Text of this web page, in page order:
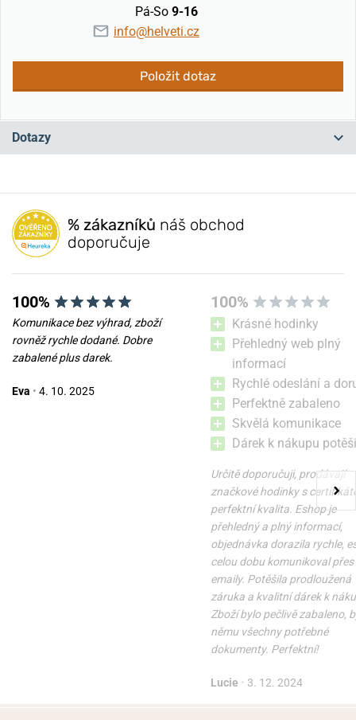
Pá-So 9-16
info@helveti.cz
Položit dotaz
Dotazy
Máte otázku? Zanechte nám komentář
Přidat dotaz
% zákazníků náš obchod
doporučuje
100%
Komunikace bez výhrad, zboží
rovněž rychle dodané. Dobre
zabalené plus darek.
Eva • 4. 10. 2025
100%
Krásné hodinky
Přehledný web plný
informací
Rychlé odeslání a
Perfektně zabaleno
Skvělá komunikace
Dárek k nákupu
Určitě doporučuji, prodávají
značkové hodinky s
perfektní kvalita. Eshop je
přehledný a plný informací,
objednávka dorazila rychle,
celou dobu komunikoval přes
emaily. Potěšila prodloužená
záruka a kvalitní dárek k
Zboží bylo pečlivě zabaleno,
němu všechny potřebné
dokumenty. Perfektní!
Lucie • 3. 12. 2024